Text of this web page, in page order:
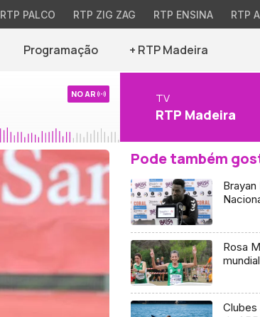
RTP PALCO RTP ZIG ZAG RTP ENSINA RTP
Programação + RTP Madeira
NO AR TV
RTP Madeira
Pode também
Rosa
Clubes